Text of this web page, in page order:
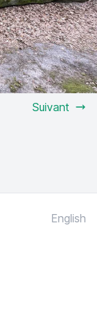
Suivant
English